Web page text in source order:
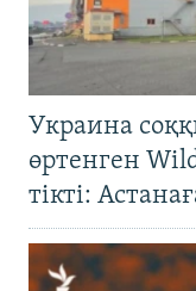
Украина
өртенген
тікті: